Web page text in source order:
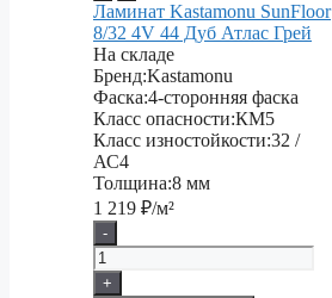
Ламинат Kastamonu SunFloor
8/32 4V 44 Дуб Атлас Грей
На складе
Бренд:Kastamonu
Фаска:4-сторонняя фаска
Класс опасности:КМ5
Класс изностойкости:32 /
АС4
Толщина:8 мм
1 219 ₽/м²
-
+